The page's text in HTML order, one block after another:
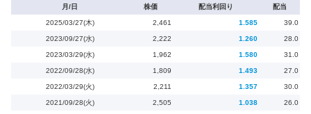
月/日 株価 配当利回り 配当
2025/03/27(木) 2,461 1.585 39.0
2023/09/27(水) 2,222 1.260 28.0
2023/03/29(水) 1,962 1.580 31.0
2022/09/28(水) 1,809 1.493 27.0
2022/03/29(火) 2,211 1.357 30.0
2021/09/28(火) 2,505 1.038 26.0